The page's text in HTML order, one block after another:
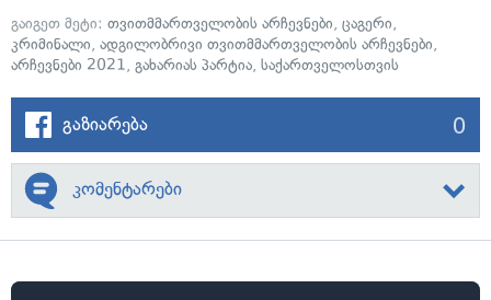
გაიგეთ მეტი: თვითმმართველობის არჩევნები, ცაგერი,
კრიმინალი, ადგილობრივი თვითმმართველობის არჩევნები,
არჩევნები 2021, გახარიას პარტია, საქართველოსთვის
გაზიარება 0
კომენტარები